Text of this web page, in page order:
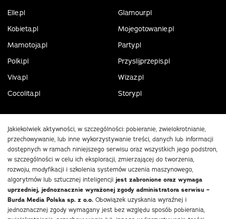
Elle.pl
Glamour.pl
Kobieta.pl
Mojegotowanie.pl
Mamotoja.pl
Party.pl
Polki.pl
Przyslijprzepis.pl
Viva.pl
Wizaz.pl
Cocolita.pl
Story.pl
Jakiekolwiek aktywności, w szczególności: pobieranie, zwielokrotnianie,
przechowywanie, lub inne wykorzystywanie treści, danych lub informacji
dostępnych w ramach niniejszego serwisu oraz wszystkich jego podstron,
w szczególności w celu ich eksploracji, zmierzającej do tworzenia,
rozwoju, modyfikacji i szkolenia systemów uczenia maszynowego,
algorytmów lub sztucznej inteligencji jest zabronione oraz wymaga
uprzedniej, jednoznacznie wyrażonej zgody administratora serwisu –
Burda Media Polska sp. z o.o. Obowiązek uzyskania wyraźnej i
jednoznacznej zgody wymagany jest bez względu sposób pobierania,